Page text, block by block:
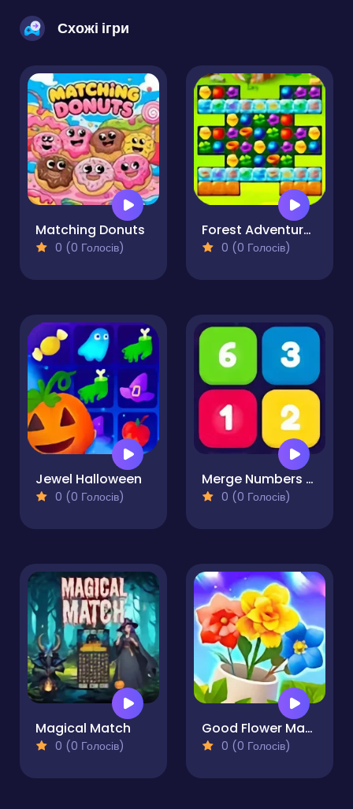
Схожі ігри
Matching Donuts
0 (0 Голосів)
Forest Adventure Match 3
0 (0 Голосів)
Jewel Halloween
0 (0 Голосів)
Merge Numbers - Blocks Puzzle
0 (0 Голосів)
Magical Match
0 (0 Голосів)
Good Flower Master
0 (0 Голосів)